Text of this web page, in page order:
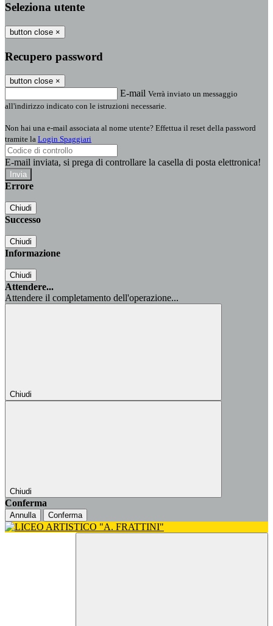
Seleziona utente
button close ×
Recupero password
button close ×
E-mail Verrà inviato un messaggio
all'indirizzo indicato con le istruzioni necessarie.
Non hai una e-mail associata al nome utente? Effettua il reset della password
tramite la Login Spaggiari
E-mail inviata, si prega di controllare la casella di posta elettronica!
Errore
Chiudi
Successo
Chiudi
Informazione
Chiudi
Attendere...
Attendere il completamento dell'operazione...
Chiudi
Chiudi
Conferma
Annulla Conferma